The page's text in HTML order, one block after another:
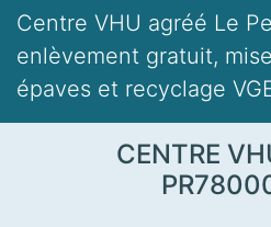
Centre VHU agréé Le
enlèvement gratuit,
épaves et recyclage
CENTRE